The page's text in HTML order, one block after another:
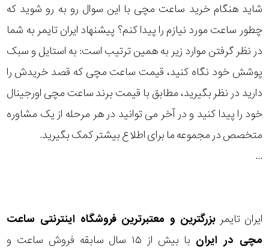
شاید هنگام خرید ساعت مچی با این سوال رو به رو شوید که
چطور ساعت مورد نیازم را پیدا کنم؟ پیشنهاد ایران تایمر به شما
در نظر گرفتن موارد زیر به همین ترتیب است: به استایل و سبک
پوشش خود نگاه کنید، قیمت ساعت مچی که قصد خریدش را
دارید در نظر بگیرید، مطابق با قیمت برند ساعت مچی اورجینال
خود را پیدا کنید و در آخر می توانید در هر مرحله از یک مشاوره
متخصص در مجموعه ما برای اطلاع بیشتر کمک بگیرید.
...
ایران تایمر بزرگترین و معتبرترین فروشگاه اینترنتی ساعت
مچی در ایران
با بیش از ۱۵ سال سابقه فروش ساعت و
متی
مازراتی
نمایش
محدوده
عرض
طرح
بند